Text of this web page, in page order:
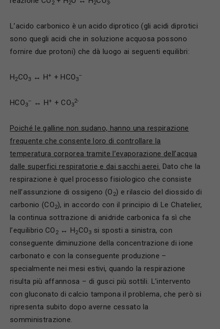
2 2 2 3
L’acido carbonico è un acido diprotico (gli acidi diprotici
sono quegli acidi che in soluzione acquosa possono
fornire due protoni) che dà luogo ai seguenti equilibri:
H 2CO3 ↔ H+ + HCO3
–
HCO3
– ↔ H+ + CO3
2-
Poiché le galline non sudano, hanno una respirazione
frequente che consente loro di controllare la
temperatura corporea tramite l’evaporazione dell’acqua
dalle superfici respiratorie e dai sacchi aerei. Dato che la
respirazione è quel processo fisiologico che consiste
nell’assunzione di ossigeno (O 2) e rilascio del diossido di
carbonio (CO2), in accordo con il principio di Le Chatelier,
la continua sottrazione di anidride carbonica fa sì che
l’equilibrio CO 2 ↔ H 2CO3 si sposti a sinistra, con
conseguente diminuzione della concentrazione di ione
carbonato e con la conseguente produzione –
specialmente nei mesi estivi, quando la respirazione
risulta più affannosa – di gusci più sottili. L’intervento
con gluconato di calcio tampona il problema, che però si
ripresenta subito dopo averne cessato la
somministrazione.